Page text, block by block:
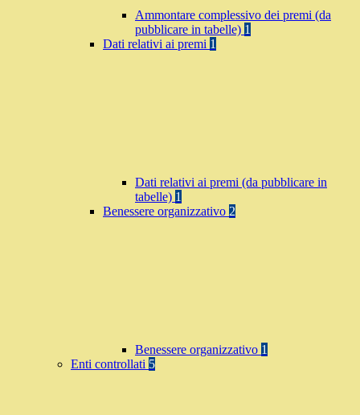
Ammontare complessivo dei premi (da
pubblicare in tabelle) 1
Dati relativi ai premi 1
Dati relativi ai premi (da pubblicare in
tabelle) 1
Benessere organizzativo 2
Benessere organizzativo 1
Enti controllati 5